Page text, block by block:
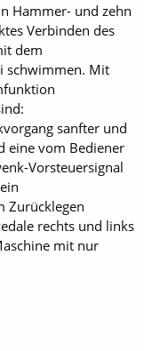
Hammer- und zehn
Verbinden des
dem
schwimmen. Mit
sanfter und
eine vom Bediener
Vorsteuersignal
Zurücklegen
rechts und links
mit nur